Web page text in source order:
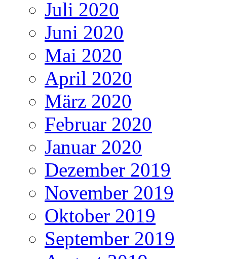
Juli 2020
Juni 2020
Mai 2020
April 2020
März 2020
Februar 2020
Januar 2020
Dezember 2019
November 2019
Oktober 2019
September 2019